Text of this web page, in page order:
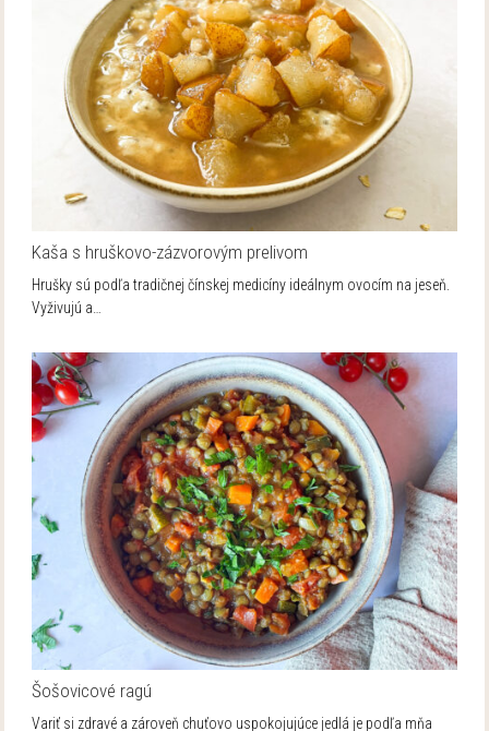
Kaša s hruškovo-zázvorovým prelivom
Hrušky sú podľa tradičnej čínskej medicíny ideálnym ovocím na jeseň.
Vyživujú a…
Šošovicové ragú
Variť si zdravé a zároveň chuťovo uspokojujúce jedlá je podľa mňa